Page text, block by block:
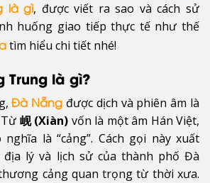
là gì, được viết ra sao và cách sử
huống giao tiếp thực tế như thế
tìm hiểu chi tiết nhé!
Trung là gì?
Đà Nẵng được dịch và phiên âm là
岘 (Xiàn) vốn là một âm Hán Việt,
nghĩa là “cảng”. Cách gọi này xuất
lý và lịch sử của thành phố Đà
cảng quan trọng từ thời xưa.